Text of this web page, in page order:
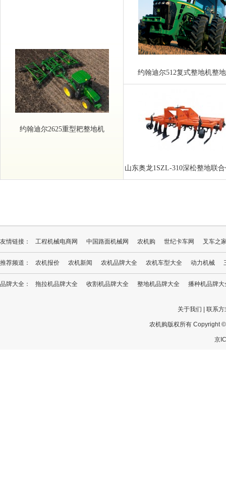
约翰迪尔2625重型耙整地机
约翰迪尔512复式整地机整
山东奥龙1SZL-310深松整地联
友情链接： 工程机械电商网 中国路面机械网 农机购 世纪卡车网 叉车之
推荐频道： 农机报价 农机新闻 农机品牌大全 农机车型大全 动力机械
品牌大全： 拖拉机品牌大全 收割机品牌大全 整地机品牌大全 播种机品牌大
关于我们 联系方
农机购版权所有 Copyright
京